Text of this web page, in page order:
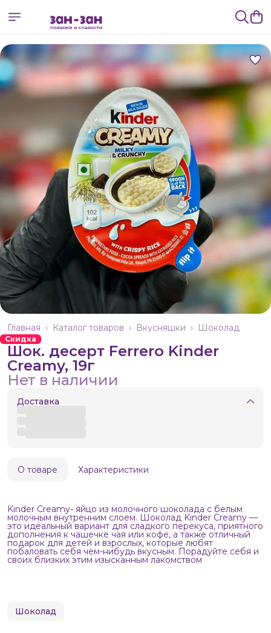
Шоколад
Вкусняшки ›
Каталог товаров ›
Главная ›
Скидка
Шок. десерт Ferrero Kinder
Creamy, 19г
Нет в наличии
Доставка
О товаре Характеристики
Kinder Creamy- яйцо из молочного шоколада с белым
молочным внутренним слоем. Шоколад Kinder Creamy —
это идеальный вариант для сладкого перекуса, приятного
дополнения к чашечке чая или кофе, а также отличный
подарок для детей и взрослых, которые любят
побаловать себя чем-нибудь вкусным. Порадуйте себя и
своих близких этим изысканным лакомством
Шоколад